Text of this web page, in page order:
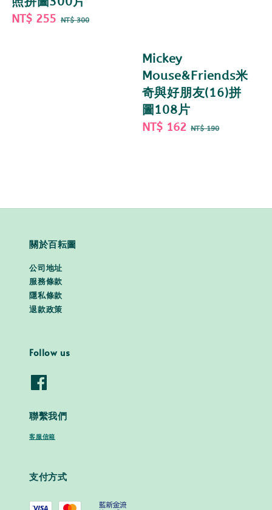
Sale
NT$ 255 Regular
NT$ 300
Mickey
Mouse&Friends米
奇與好朋友(16)拼
圖108片
Sale
NT$ 162 Regular
NT$ 190
關於百耘圖
公司地址
服務條款
隱私條款
退款政策
Follow us
聯繫我們
客服信箱
支付方式